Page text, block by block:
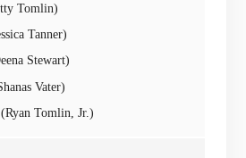
Tomlin)
Tanner)
Stewart)
Vater)
Tomlin, Jr.)